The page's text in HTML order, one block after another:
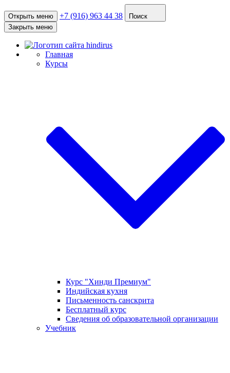
Открыть меню +7 (916) 963 44 38
Поиск
Закрыть меню
Главная
Курсы
Курс "Хинди Премиум"
Индийская кухня
Письменность санскрита
Бесплатный курс
Сведения об образовательной организации
Учебник